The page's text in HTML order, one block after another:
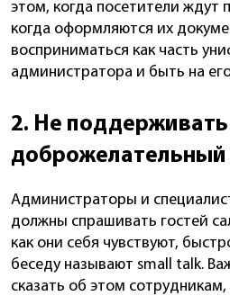
этом, когда посетители ждут
когда оформляются их
восприниматься как часть
администратора и быть на
2. Не
доброжелательный
Администраторы и
должны спрашивать гостей
как они себя чувствуют,
беседу называют small talk.
сказать об этом сотрудникам,